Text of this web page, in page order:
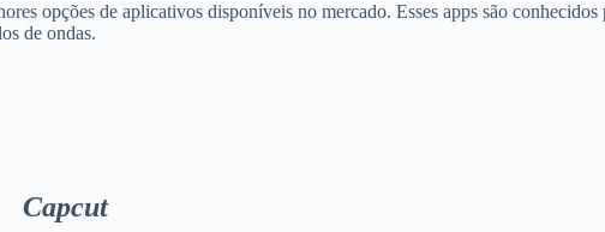
opções de aplicativos disponíveis no mercado. Esses apps são
de ondas.
Capcut